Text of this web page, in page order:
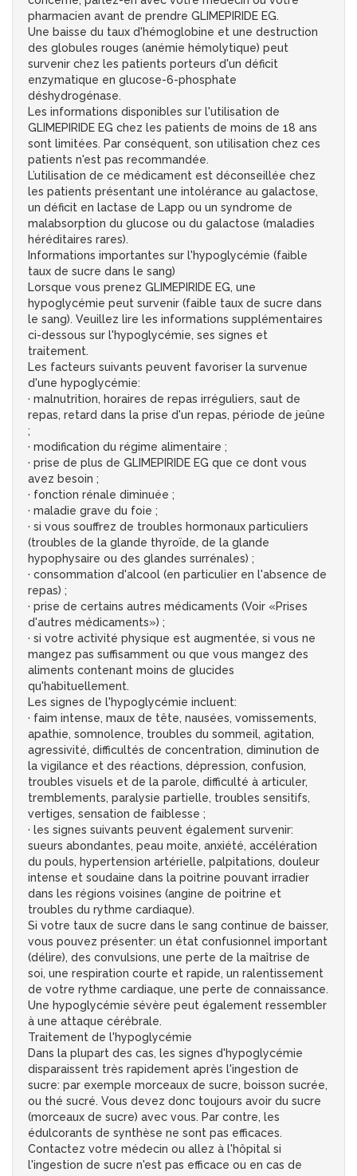
pharmacien avant de prendre GLIMEPIRIDE EG.
Une baisse du taux d'hémoglobine et une destruction
des globules rouges (anémie hémolytique) peut
survenir chez les patients porteurs d'un déficit
enzymatique en glucose-6-phosphate
déshydrogénase.
Les informations disponibles sur l'utilisation de
GLIMEPIRIDE EG chez les patients de moins de 18 ans
sont limitées. Par conséquent, son utilisation chez ces
patients n'est pas recommandée.
L’utilisation de ce médicament est déconseillée chez
les patients présentant une intolérance au galactose,
un déficit en lactase de Lapp ou un syndrome de
malabsorption du glucose ou du galactose (maladies
héréditaires rares).
Informations importantes sur l'hypoglycémie (faible
taux de sucre dans le sang)
Lorsque vous prenez GLIMEPIRIDE EG, une
hypoglycémie peut survenir (faible taux de sucre dans
le sang). Veuillez lire les informations supplémentaires
ci-dessous sur l'hypoglycémie, ses signes et
traitement.
Les facteurs suivants peuvent favoriser la survenue
d'une hypoglycémie:
· malnutrition, horaires de repas irréguliers, saut de
repas, retard dans la prise d'un repas, période de jeûne
;
· modification du régime alimentaire ;
· prise de plus de GLIMEPIRIDE EG que ce dont vous
avez besoin ;
· fonction rénale diminuée ;
· maladie grave du foie ;
· si vous souffrez de troubles hormonaux particuliers
(troubles de la glande thyroïde, de la glande
hypophysaire ou des glandes surrénales) ;
· consommation d'alcool (en particulier en l'absence de
repas) ;
· prise de certains autres médicaments (Voir «Prises
d'autres médicaments») ;
· si votre activité physique est augmentée, si vous ne
mangez pas suffisamment ou que vous mangez des
aliments contenant moins de glucides
qu'habituellement.
Les signes de l'hypoglycémie incluent:
· faim intense, maux de tête, nausées, vomissements,
apathie, somnolence, troubles du sommeil, agitation,
agressivité, difficultés de concentration, diminution de
la vigilance et des réactions, dépression, confusion,
troubles visuels et de la parole, difficulté à articuler,
tremblements, paralysie partielle, troubles sensitifs,
vertiges, sensation de faiblesse ;
· les signes suivants peuvent également survenir:
sueurs abondantes, peau moite, anxiété, accélération
du pouls, hypertension artérielle, palpitations, douleur
intense et soudaine dans la poitrine pouvant irradier
dans les régions voisines (angine de poitrine et
troubles du rythme cardiaque).
Si votre taux de sucre dans le sang continue de baisser,
vous pouvez présenter: un état confusionnel important
(délire), des convulsions, une perte de la maîtrise de
soi, une respiration courte et rapide, un ralentissement
de votre rythme cardiaque, une perte de connaissance.
Une hypoglycémie sévère peut également ressembler
à une attaque cérébrale.
Traitement de l'hypoglycémie
Dans la plupart des cas, les signes d'hypoglycémie
disparaissent très rapidement après l'ingestion de
sucre: par exemple morceaux de sucre, boisson sucrée,
ou thé sucré. Vous devez donc toujours avoir du sucre
(morceaux de sucre) avec vous. Par contre, les
édulcorants de synthèse ne sont pas efficaces.
Contactez votre médecin ou allez à l'hôpital si
l'ingestion de sucre n'est pas efficace ou en cas de